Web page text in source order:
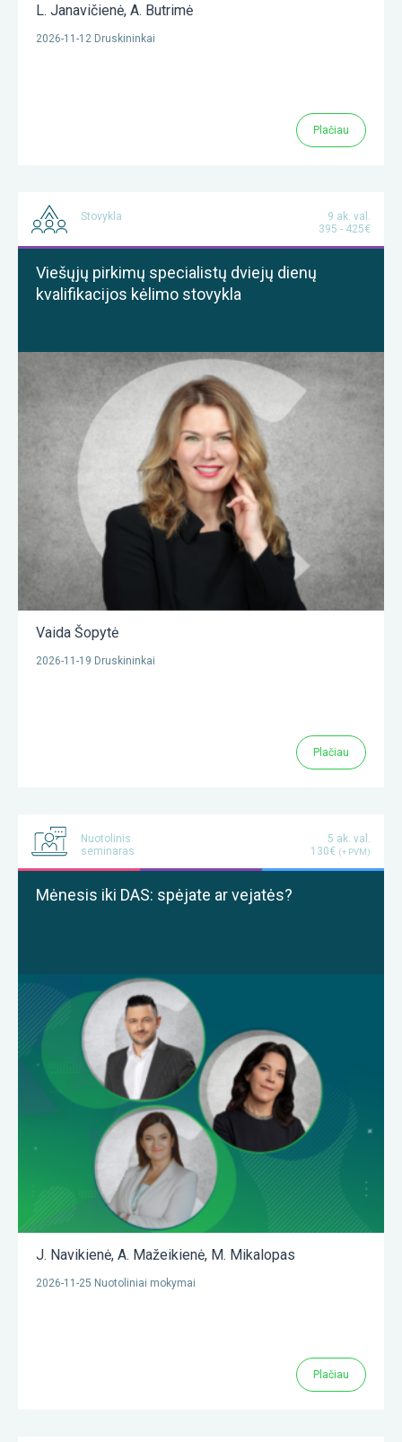
L. Janavičienė, A. Butrimė
2026-11-12 Druskininkai
Plačiau
Stovykla
9 ak. val.
395 - 425€
Viešųjų pirkimų specialistų dviejų dienų
kvalifikacijos kėlimo stovykla
Vaida Šopytė
2026-11-19 Druskininkai
Plačiau
Nuotolinis
seminaras
5 ak. val.
130€ (+ PVM)
Mėnesis iki DAS: spėjate ar vejatės?
J. Navikienė, A. Mažeikienė, M. Mikalopas
2026-11-25 Nuotoliniai mokymai
Plačiau